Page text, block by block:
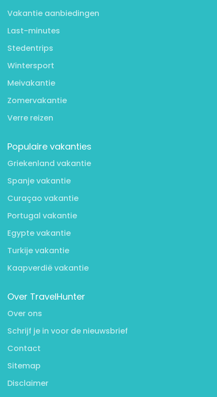
Vakantie aanbiedingen
Last-minutes
Stedentrips
Wintersport
Meivakantie
Zomervakantie
Verre reizen
Populaire vakanties
Griekenland vakantie
Spanje vakantie
Curaçao vakantie
Portugal vakantie
Egypte vakantie
Turkije vakantie
Kaapverdië vakantie
Over TravelHunter
Over ons
Schrijf je in voor de nieuwsbrief
Contact
Sitemap
Disclaimer